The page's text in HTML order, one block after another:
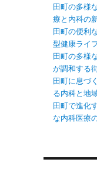
田町の多様
療と内科の
田町の便利
型健康ライ
田町の多様
が調和する
田町に息づ
る内科と地
田町で進化
な内科医療